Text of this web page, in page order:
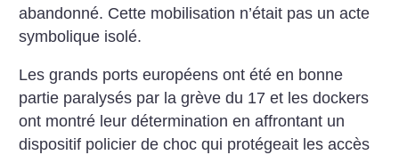
abandonné. Cette mobilisation n’était pas un acte
symbolique isolé.
Les grands ports européens ont été en bonne
partie paralysés par la grève du 17 et les dockers
ont montré leur détermination en affrontant un
dispositif policier de choc qui protégeait les accès